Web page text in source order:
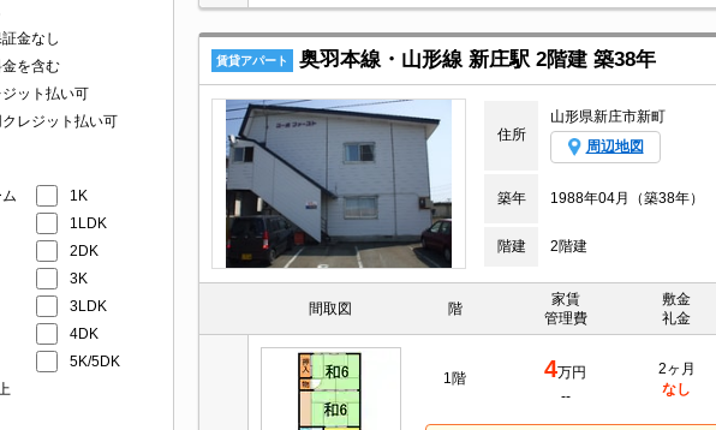
金なし
を含む
ット払い可
レジット払い可
1K
1LDK
2DK
3K
3LDK
4DK
5K/5DK
賃貸アパート 奥羽本線・山形線 新庄駅 2階建 築38年
住所
山形県新庄市新町
周辺地図
築年
1988年04月（築38年）
階建 2階建
間取図 階
家賃
管理費
敷金
礼金
1階 4万円
--
2ヶ月
なし